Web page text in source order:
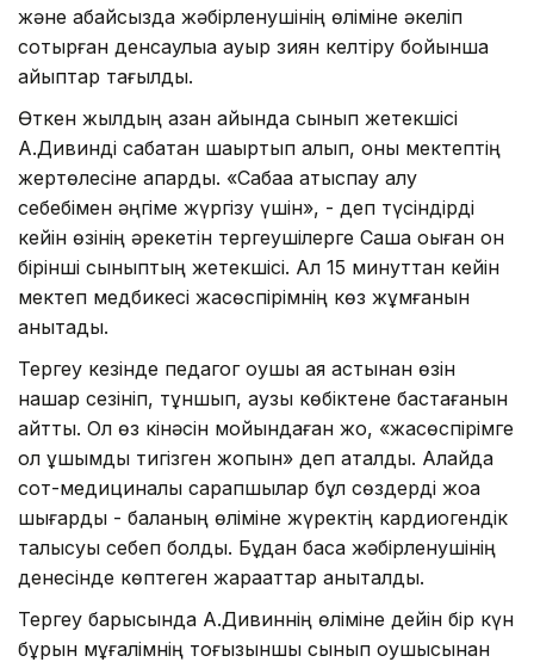
және абайсызда жәбірленушінің өліміне әкеліп
соқтырған денсаулыққа ауыр зиян келтіру бойынша
айыптар тағылды.
Өткен жылдың қазан айында сынып жетекшісі
А.Дивинді сабақтан шақыртып алып, оны мектептің
жертөлесіне апарды. «Сабаққа қатыспау қалу
себебімен әңгіме жүргізу үшін», - деп түсіндірді
кейін өзінің әрекетін тергеушілерге Саша оқыған он
бірінші сыныптың жетекшісі. Ал 15 минуттан кейін
мектеп медбикесі жасөспірімнің көз жұмғанын
анықтады.
Тергеу кезінде педагог оқушы аяқ астынан өзін
нашар сезініп, тұншып, аузы көбіктене бастағанын
айтты. Ол өз кінәсін мойындаған жоқ, «жасөспірімге
қол ұшымды тигізген жоқпын» деп ақталды. Алайда
сот-медициналық сарапшылар бұл сөздерді жоққа
шығарды - баланың өліміне жүректің кардиогендік
талықсуы себеп болды. Бұдан басқа жәбірленушінің
денесінде көптеген жарақаттар анықталды.
Тергеу барысында А.Дивиннің өліміне дейін бір күн
бұрын мұғалімнің тоғызыншы сынып оқушысынан